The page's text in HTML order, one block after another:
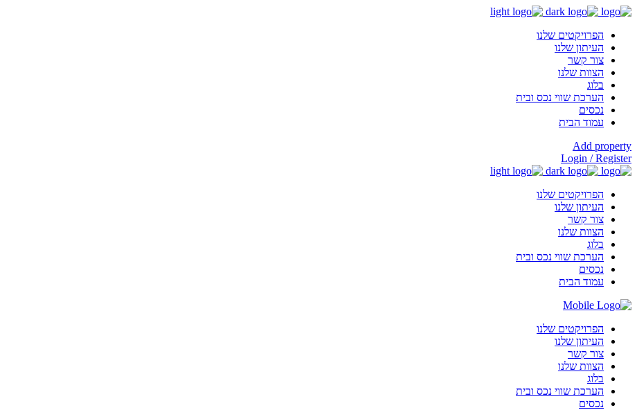
הפרויקטים שלנו
העיתון שלנו
צור קשר
הצוות שלנו
בלוג
הערכת שווי נכס ובית
נכסים
עמוד הבית
Add property
Login / Register
הפרויקטים שלנו
העיתון שלנו
צור קשר
הצוות שלנו
בלוג
הערכת שווי נכס ובית
נכסים
עמוד הבית
הפרויקטים שלנו
העיתון שלנו
צור קשר
הצוות שלנו
בלוג
הערכת שווי נכס ובית
נכסים